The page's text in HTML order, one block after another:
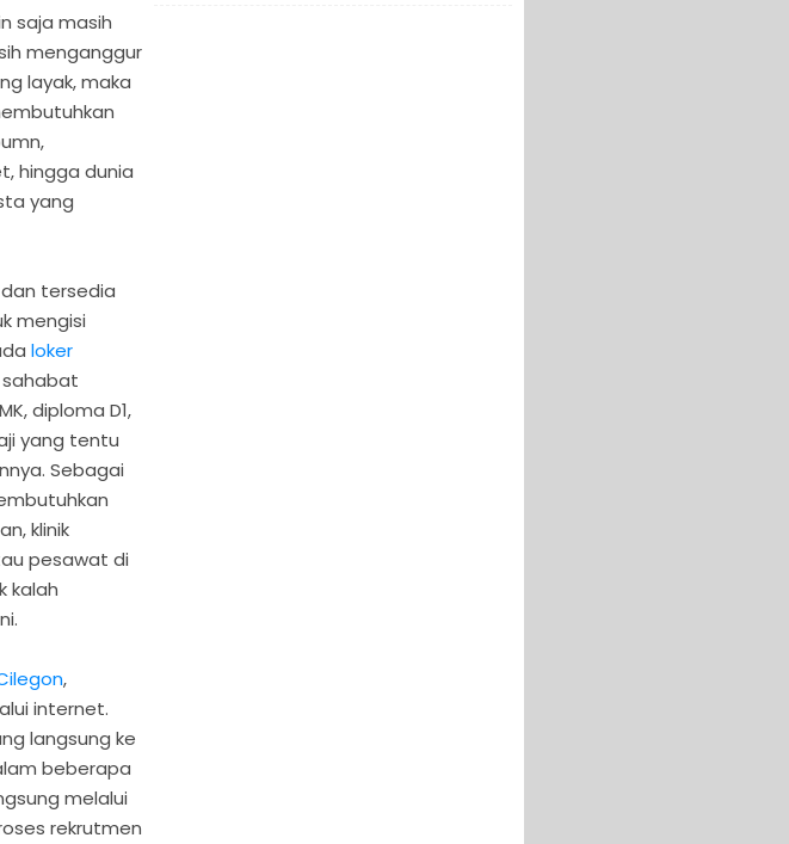
saja masih
menganggur
layak, maka
hingga dunia
yang
dan tersedia
mengisi
loker
diploma D1,
yang tentu
Sebagai
klinik
pesawat di
kalah
,
internet.
langsung ke
beberapa
melalui
rekrutmen